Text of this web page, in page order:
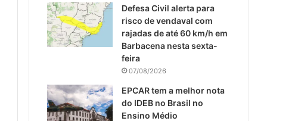
Defesa Civil alerta para
risco de vendaval com
rajadas de até 60 km/h em
Barbacena nesta sexta-
feira
07/08/2026
EPCAR tem a melhor nota
do IDEB no Brasil no
Ensino Médio